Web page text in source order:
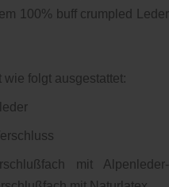
100% buff crumpled Leder
wie folgt ausgestattet:
mit Alpenleder-